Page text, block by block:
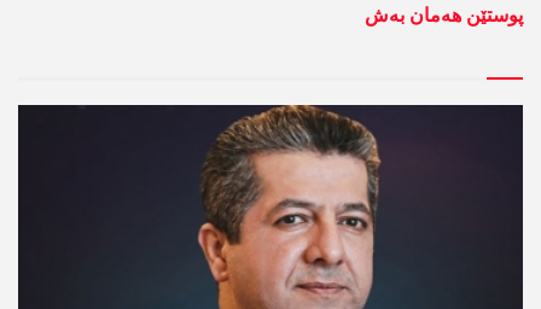
پوستێن ھەمان بەش